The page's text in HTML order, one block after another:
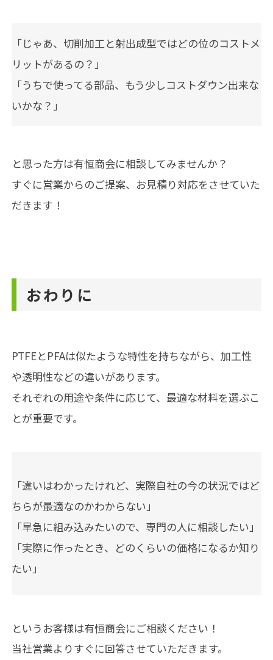
「じゃあ、切削加工と射出成型ではどの位のコストメ
リットがあるの？」
「うちで使ってる部品、もう少しコストダウン出来な
いかな？」
と思った方は有恒商会に相談してみませんか？
すぐに営業からのご提案、お見積り対応をさせていた
だきます！
おわりに
PTFEとPFAは似たような特性を持ちながら、加工性
や透明性などの違いがあります。
それぞれの用途や条件に応じて、最適な材料を選ぶこ
とが重要です。
「違いはわかったけれど、実際自社の今の状況ではど
ちらが最適なのかわからない」
「早急に組み込みたいので、専門の人に相談したい」
「実際に作ったとき、どのくらいの価格になるか知り
たい」
というお客様は有恒商会にご相談ください！
当社営業よりすぐに回答させていただきます。